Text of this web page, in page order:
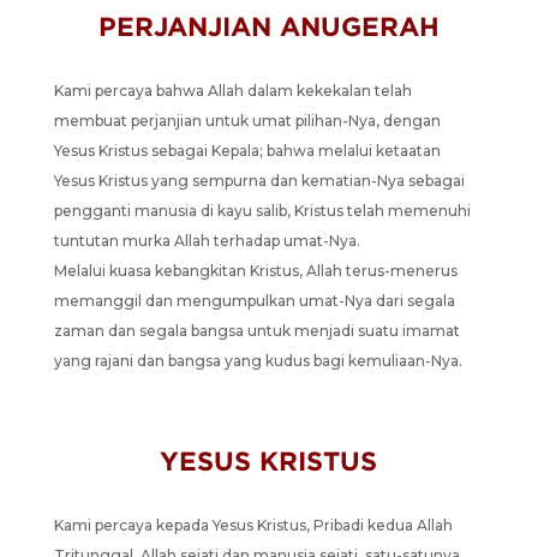
PERJANJIAN ANUGERAH
Kami percaya bahwa Allah dalam kekekalan telah
membuat perjanjian untuk umat pilihan-Nya, dengan
Yesus Kristus sebagai Kepala; bahwa melalui ketaatan
Yesus Kristus yang sempurna dan kematian-Nya sebagai
pengganti manusia di kayu salib, Kristus telah memenuhi
tuntutan murka Allah terhadap umat-Nya.
Melalui kuasa kebangkitan Kristus, Allah terus-menerus
memanggil dan mengumpulkan umat-Nya dari segala
zaman dan segala bangsa untuk menjadi suatu imamat
yang rajani dan bangsa yang kudus bagi kemuliaan-Nya.
YESUS KRISTUS
Kami percaya kepada Yesus Kristus, Pribadi kedua Allah